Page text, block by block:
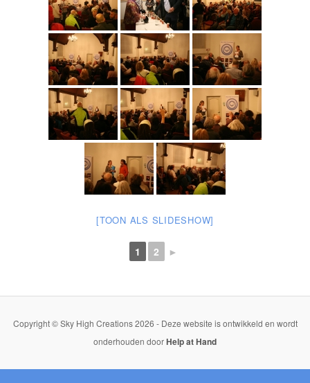
[TOON ALS SLIDESHOW]
1 2 ►
Copyright © Sky High Creations 2026 - Deze website is ontwikkeld en wordt
onderhouden doorHelp at Hand